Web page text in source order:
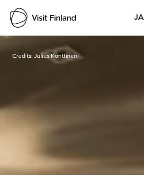
JA
Visit Finland
Credits:Julius Konttinen